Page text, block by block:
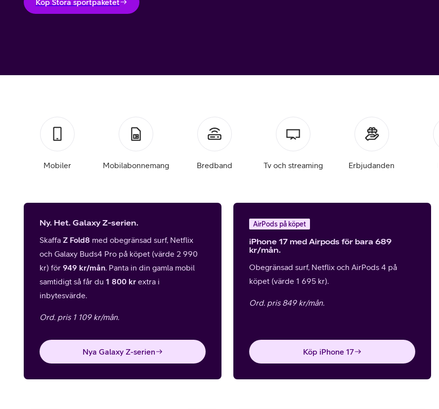
Apple Watch
Samsung Galaxy Watch
4G/5G Surfplattor
Wifi Surfplattor
Mobiler Mobilabonnemang Bredband Tv och streaming Erbjudanden
Ny. Het. Galaxy Z-serien.
Skaffa Z Fold8 med obegränsad surf, Netflix
och Galaxy Buds4 Pro på köpet (värde 2 990
kr) för 949 kr/mån. Panta in din gamla mobil
samtidigt så får du 1 800 kr extra i
inbytesvärde.
Ord. pris 1 109 kr/mån.
Nya Galaxy Z-serien
AirPods på köpet
iPhone 17 med Airpods för bara 689
kr/mån.
Obegränsad surf, Netflix och AirPods 4 på
köpet (värde 1 695 kr).
Ord. pris 849 kr/mån.
Köp iPhone 17